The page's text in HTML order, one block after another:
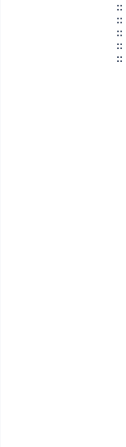
::
::
::
::
::